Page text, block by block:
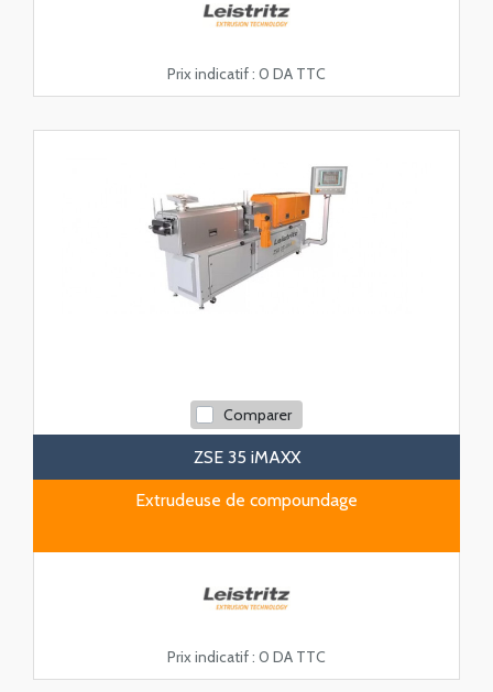
Prix indicatif : 0 DA TTC
Comparer
ZSE 35 iMAXX
Extrudeuse de compoundage
Prix indicatif : 0 DA TTC